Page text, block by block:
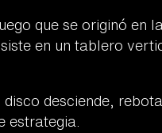
que se originó en
en un tablero
disco desciende,
estrategia.